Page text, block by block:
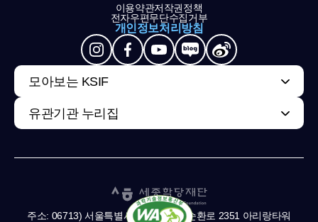
이용약관저작권정책
전자우편무단수집거부
개인정보처리방침
모아보는 KSIF
유관기관 누리집
주소: 06713) 서울특별시 서초구 남부순환로 2351 아리랑타워